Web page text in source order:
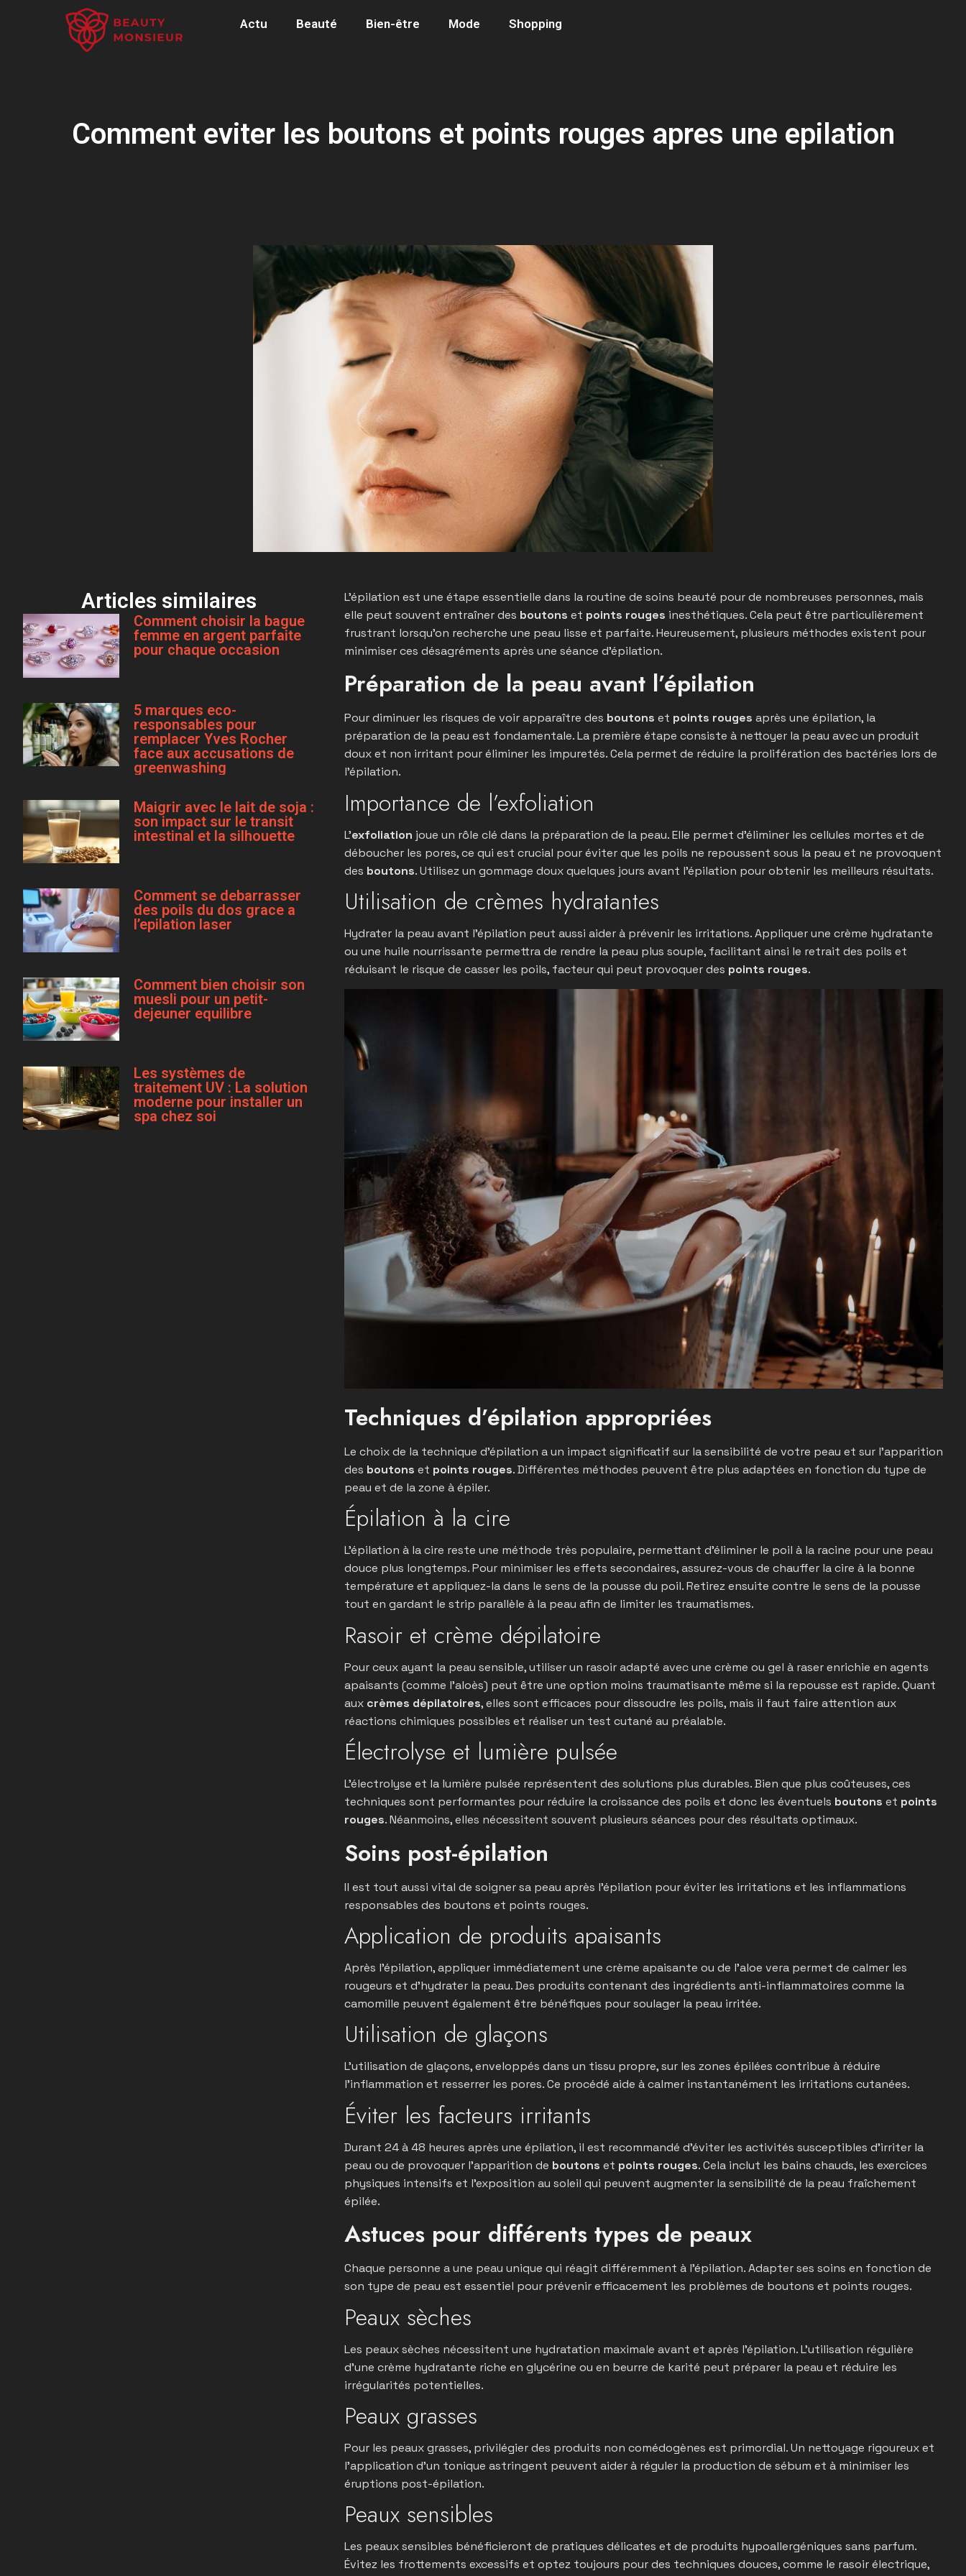
Actu Beauté Bien-être Mode Shopping
Comment eviter les boutons et points rouges apres une epilation
Articles similaires
Comment choisir la bague
femme en argent parfaite
pour chaque occasion
5 marques eco-
responsables pour
remplacer Yves Rocher
face aux accusations de
greenwashing
Maigrir avec le lait de soja :
son impact sur le transit
intestinal et la silhouette
Comment se debarrasser
des poils du dos grace a
l’epilation laser
Comment bien choisir son
muesli pour un petit-
dejeuner equilibre
Les systèmes de
traitement UV : La solution
moderne pour installer un
spa chez soi
L’épilation est une étape essentielle dans la routine de soins beauté pour de nombreuses personnes, mais
elle peut souvent entraîner des boutons et points rouges inesthétiques. Cela peut être particulièrement
frustrant lorsqu’on recherche une peau lisse et parfaite. Heureusement, plusieurs méthodes existent pour
minimiser ces désagréments après une séance d’épilation.
Préparation de la peau avant l’épilation
Pour diminuer les risques de voir apparaître des boutons et points rouges après une épilation, la
préparation de la peau est fondamentale. La première étape consiste à nettoyer la peau avec un produit
doux et non irritant pour éliminer les impuretés. Cela permet de réduire la prolifération des bactéries lors de
l’épilation.
Importance de l’exfoliation
L’exfoliation joue un rôle clé dans la préparation de la peau. Elle permet d’éliminer les cellules mortes et de
déboucher les pores, ce qui est crucial pour éviter que les poils ne repoussent sous la peau et ne provoquent
des boutons. Utilisez un gommage doux quelques jours avant l’épilation pour obtenir les meilleurs résultats.
Utilisation de crèmes hydratantes
Hydrater la peau avant l’épilation peut aussi aider à prévenir les irritations. Appliquer une crème hydratante
ou une huile nourrissante permettra de rendre la peau plus souple, facilitant ainsi le retrait des poils et
réduisant le risque de casser les poils, facteur qui peut provoquer des points rouges.
Techniques d’épilation appropriées
Le choix de la technique d’épilation a un impact significatif sur la sensibilité de votre peau et sur l’apparition
des boutons et points rouges. Différentes méthodes peuvent être plus adaptées en fonction du type de
peau et de la zone à épiler.
Épilation à la cire
L’épilation à la cire reste une méthode très populaire, permettant d’éliminer le poil à la racine pour une peau
douce plus longtemps. Pour minimiser les effets secondaires, assurez-vous de chauffer la cire à la bonne
température et appliquez-la dans le sens de la pousse du poil. Retirez ensuite contre le sens de la pousse
tout en gardant le strip parallèle à la peau afin de limiter les traumatismes.
Rasoir et crème dépilatoire
Pour ceux ayant la peau sensible, utiliser un rasoir adapté avec une crème ou gel à raser enrichie en agents
apaisants (comme l’aloès) peut être une option moins traumatisante même si la repousse est rapide. Quant
aux crèmes dépilatoires, elles sont efficaces pour dissoudre les poils, mais il faut faire attention aux
réactions chimiques possibles et réaliser un test cutané au préalable.
Électrolyse et lumière pulsée
L’électrolyse et la lumière pulsée représentent des solutions plus durables. Bien que plus coûteuses, ces
techniques sont performantes pour réduire la croissance des poils et donc les éventuels boutons et points
rouges. Néanmoins, elles nécessitent souvent plusieurs séances pour des résultats optimaux.
Soins post-épilation
Il est tout aussi vital de soigner sa peau après l’épilation pour éviter les irritations et les inflammations
responsables des boutons et points rouges.
Application de produits apaisants
Après l’épilation, appliquer immédiatement une crème apaisante ou de l’aloe vera permet de calmer les
rougeurs et d’hydrater la peau. Des produits contenant des ingrédients anti-inflammatoires comme la
camomille peuvent également être bénéfiques pour soulager la peau irritée.
Utilisation de glaçons
L’utilisation de glaçons, enveloppés dans un tissu propre, sur les zones épilées contribue à réduire
l’inflammation et resserrer les pores. Ce procédé aide à calmer instantanément les irritations cutanées.
Éviter les facteurs irritants
Durant 24 à 48 heures après une épilation, il est recommandé d’éviter les activités susceptibles d’irriter la
peau ou de provoquer l’apparition de boutons et points rouges. Cela inclut les bains chauds, les exercices
physiques intensifs et l’exposition au soleil qui peuvent augmenter la sensibilité de la peau fraîchement
épilée.
Astuces pour différents types de peaux
Chaque personne a une peau unique qui réagit différemment à l’épilation. Adapter ses soins en fonction de
son type de peau est essentiel pour prévenir efficacement les problèmes de boutons et points rouges.
Peaux sèches
Les peaux sèches nécessitent une hydratation maximale avant et après l’épilation. L’utilisation régulière
d’une crème hydratante riche en glycérine ou en beurre de karité peut préparer la peau et réduire les
irrégularités potentielles.
Peaux grasses
Pour les peaux grasses, privilégier des produits non comédogènes est primordial. Un nettoyage rigoureux et
l’application d’un tonique astringent peuvent aider à réguler la production de sébum et à minimiser les
éruptions post-épilation.
Peaux sensibles
Les peaux sensibles bénéficieront de pratiques délicates et de produits hypoallergéniques sans parfum.
Évitez les frottements excessifs et optez toujours pour des techniques douces, comme le rasoir électrique,